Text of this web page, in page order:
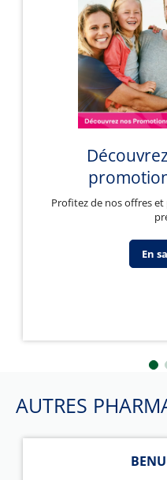
Profitez de nos offres
En
AUTRES